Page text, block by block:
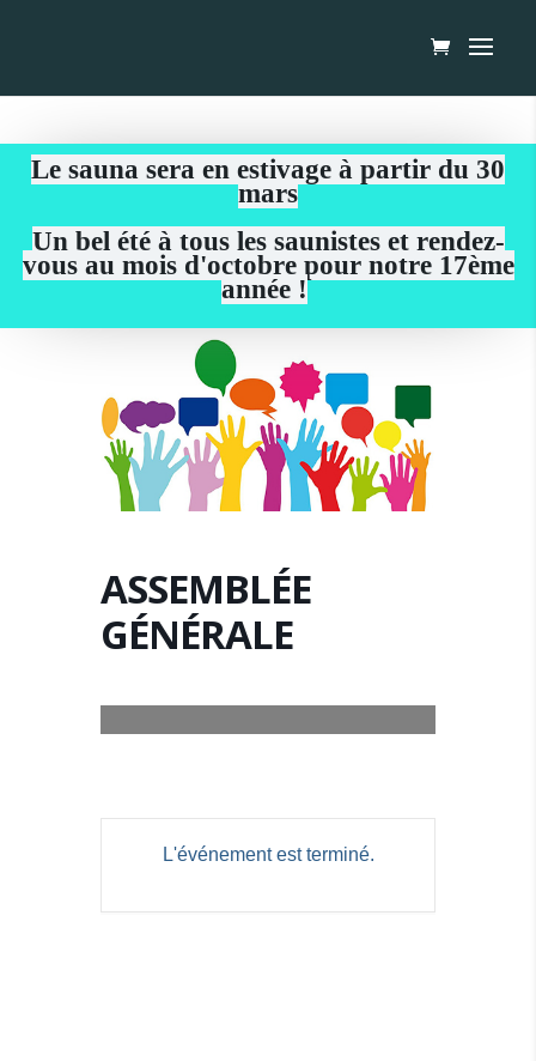
Le sauna sera en estivage à partir du 30
mars
Un bel été à tous les saunistes et rendez-
vous au mois d'octobre pour notre 17ème
année !
ASSEMBLÉE
GÉNÉRALE
L'événement est terminé.